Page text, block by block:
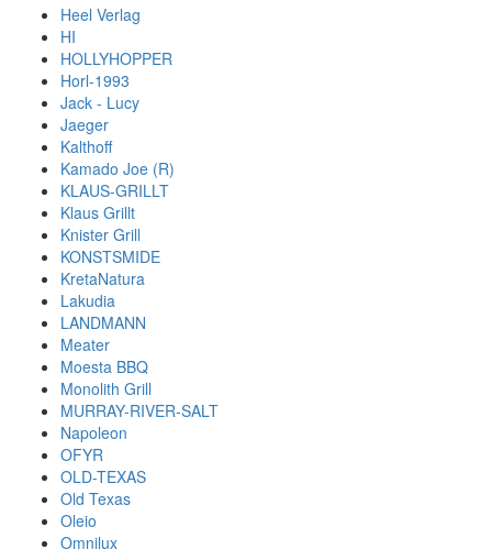
Heel Verlag
HI
HOLLYHOPPER
Horl-1993
Jack - Lucy
Jaeger
Kalthoff
Kamado Joe (R)
KLAUS-GRILLT
Klaus Grillt
Knister Grill
KONSTSMIDE
KretaNatura
Lakudia
LANDMANN
Meater
Moesta BBQ
Monolith Grill
MURRAY-RIVER-SALT
Napoleon
OFYR
OLD-TEXAS
Old Texas
Oleio
Omnilux